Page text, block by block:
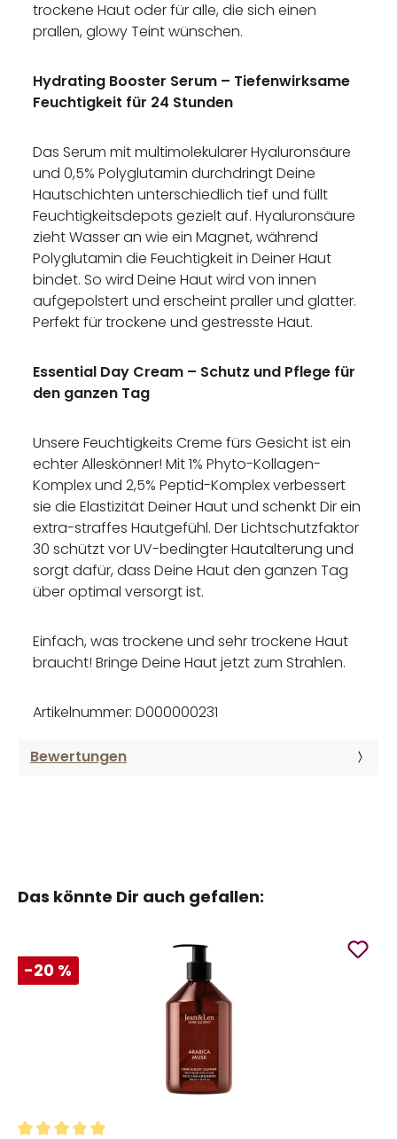
trockene Haut oder für alle, die sich einen
prallen, glowy Teint wünschen.
Hydrating Booster Serum – Tiefenwirksame
Feuchtigkeit für 24 Stunden
Das Serum mit multimolekularer Hyaluronsäure
und 0,5% Polyglutamin durchdringt Deine
Hautschichten unterschiedlich tief und füllt
Feuchtigkeitsdepots gezielt auf. Hyaluronsäure
zieht Wasser an wie ein Magnet, während
Polyglutamin die Feuchtigkeit in Deiner Haut
bindet. So wird Deine Haut wird von innen
aufgepolstert und erscheint praller und glatter.
Perfekt für trockene und gestresste Haut.
Essential Day Cream – Schutz und Pflege für
den ganzen Tag
Unsere Feuchtigkeits Creme fürs Gesicht ist ein
echter Alleskönner! Mit 1% Phyto-Kollagen-
Komplex und 2,5% Peptid-Komplex verbessert
sie die Elastizität Deiner Haut und schenkt Dir ein
extra-straffes Hautgefühl. Der Lichtschutzfaktor
30 schützt vor UV-bedingter Hautalterung und
sorgt dafür, dass Deine Haut den ganzen Tag
über optimal versorgt ist.
Einfach, was trockene und sehr trockene Haut
braucht! Bringe Deine Haut jetzt zum Strahlen.
Artikelnummer: D000000231
Bewertungen
Das könnte Dir auch gefallen:
-20 %